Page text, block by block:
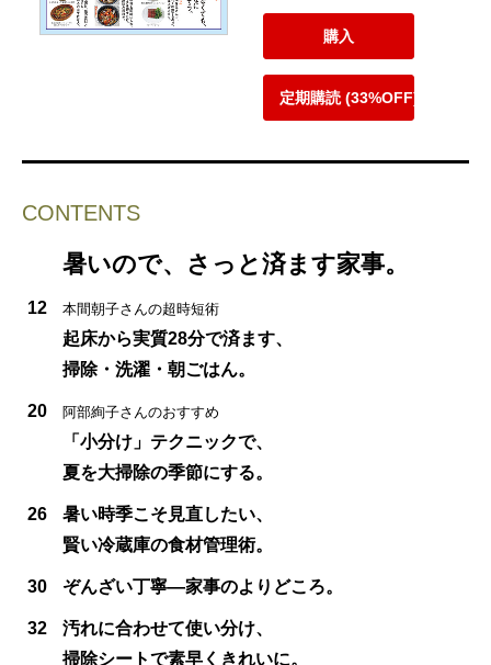
購入
定期購読 (33%OFF)
CONTENTS
暑いので、さっと済ます家事。
12 本間朝子さんの超時短術
起床から実質28分で済ます、
掃除・洗濯・朝ごはん。
20 阿部絢子さんのおすすめ
「小分け」テクニックで、
夏を大掃除の季節にする。
26
暑い時季こそ見直したい、
賢い冷蔵庫の食材管理術。
30 ぞんざい丁寧—家事のよりどころ。
32
汚れに合わせて使い分け、
掃除シートで素早くきれいに。